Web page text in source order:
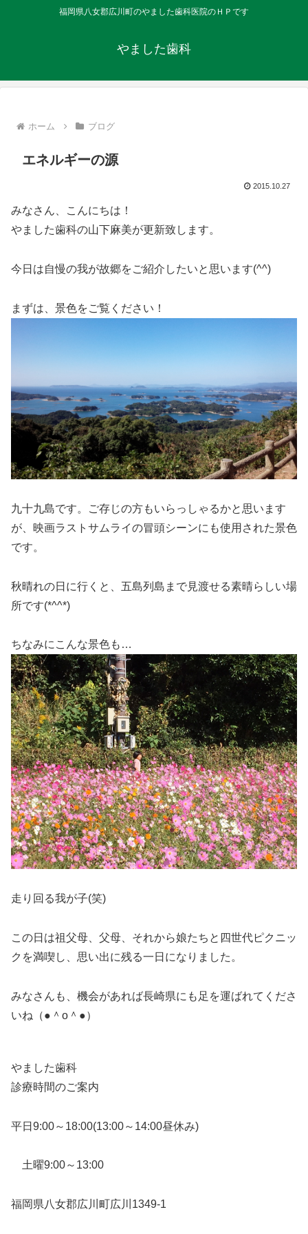
福岡県八女郡広川町のやました歯科医院のＨＰです
やました歯科
ホーム ブログ
エネルギーの源
2015.10.27
みなさん、こんにちは！
やました歯科の山下麻美が更新致します。
今日は自慢の我が故郷をご紹介したいと思います(^^)
まずは、景色をご覧ください！
九十九島です。ご存じの方もいらっしゃるかと思います
が、映画ラストサムライの冒頭シーンにも使用された景色
です。
秋晴れの日に行くと、五島列島まで見渡せる素晴らしい場
所です(*^^*)
ちなみにこんな景色も…
走り回る我が子(笑)
この日は祖父母、父母、それから娘たちと四世代ピクニッ
クを満喫し、思い出に残る一日になりました。
みなさんも、機会があれば長崎県にも足を運ばれてくださ
いね（●＾o＾●）
やました歯科
診療時間のご案内
平日9:00～18:00(13:00～14:00昼休み)
土曜9:00～13:00
福岡県八女郡広川町広川1349-1